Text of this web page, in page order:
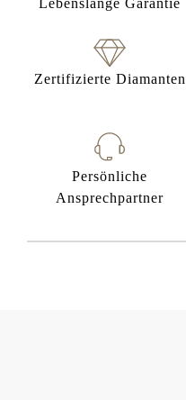
Lebenslange Garantie
Zertifizierte Diamanten
Persönliche
Ansprechpartner